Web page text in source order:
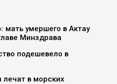
мать умершего в Актау
Минздрава
подешевело в
в морских